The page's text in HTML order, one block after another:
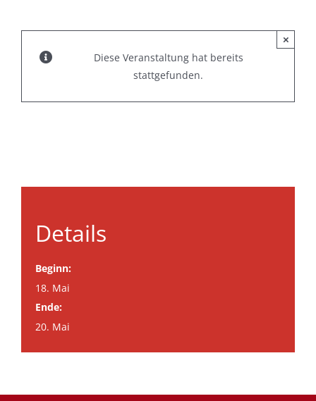
Diese Veranstaltung hat bereits
stattgefunden.
×
Details
Beginn:
18. Mai
Ende:
20. Mai